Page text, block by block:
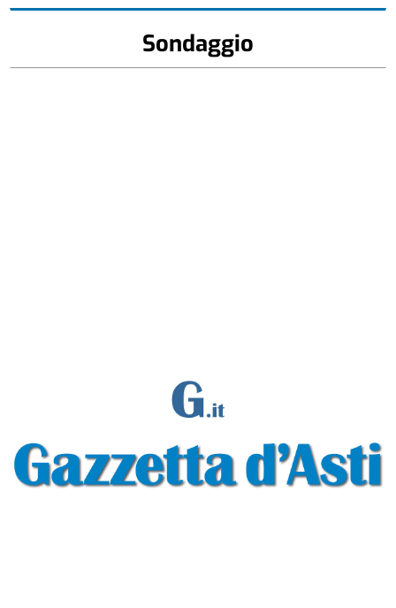
Sondaggio